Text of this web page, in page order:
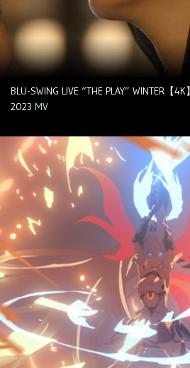
BLU-SWING LIVE “THE PLAY” WINTER【4K】
2023 MV